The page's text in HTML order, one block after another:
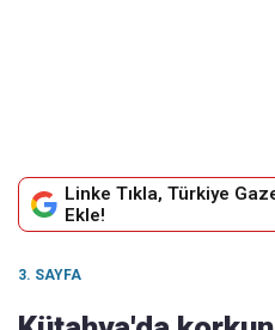
Linke Tıkla, Türkiye
Ekle!
3. SAYFA